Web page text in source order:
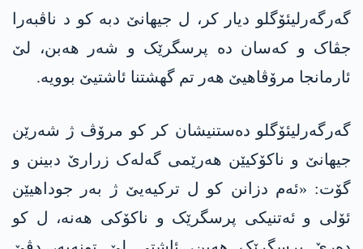
گەرگەرلیئۆگلو دیار کر، ل جیهانێ دبە کو د ناڤبەرا
جڤاک و کەسان دە پرسگرێک و شەر هەبن، لێ
ئارمانجا مرۆڤاهیێ هەر تم گهشتنا ئاشتیێ بوویە.
گەرگەرلیئۆگلو دەستنیشان کر کو مرۆڤ ژ شەرێن
جیهانێ و ناکۆکیێن هەرێمی گەلەک زرارێ دبینن و
گۆت: «ئەم دزانن کو ل ترکیەیێ ژ بەر جوداهیێن
ئۆلی و ئەتنیکی پرسگرێک و ناکۆکی هەنە، ل کو